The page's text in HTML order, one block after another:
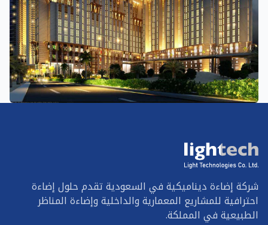
شركة إضاءة ديناميكية في السعودية تقدم حلول إضاءة
احترافية للمشاريع المعمارية والداخلية وإضاءة المناظر
الطبيعية في المملكة.